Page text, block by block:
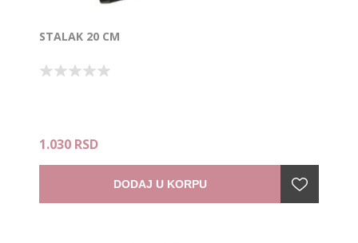
STALAK 20 CM
1.030 RSD
DODAJ U KORPU